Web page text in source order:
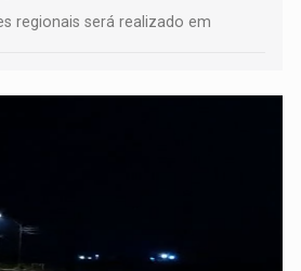
regionais será realizado em